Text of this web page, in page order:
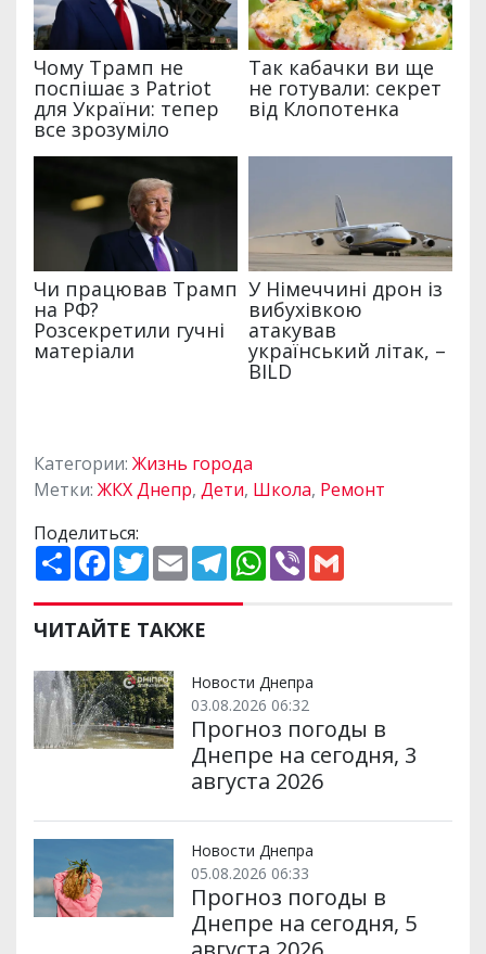
Категории: Жизнь города
Метки: ЖКХ Днепр, Дети, Школа, Ремонт
Поделиться:
П
о
ш
и
р
и
и
F
a
c
e
b
o
k
T
w
t
t
e
E
m
a
i
l
T
e
e
m
W
h
a
p
V
b
ЧИТАЙТЕ ТАКЖЕ
Новости Днепра
03.08.2026 06:32
Прогноз погоды в
Днепре на сегодня, 3
августа 2026
Новости Днепра
05.08.2026 06:33
Прогноз погоды в
Днепре на сегодня, 5